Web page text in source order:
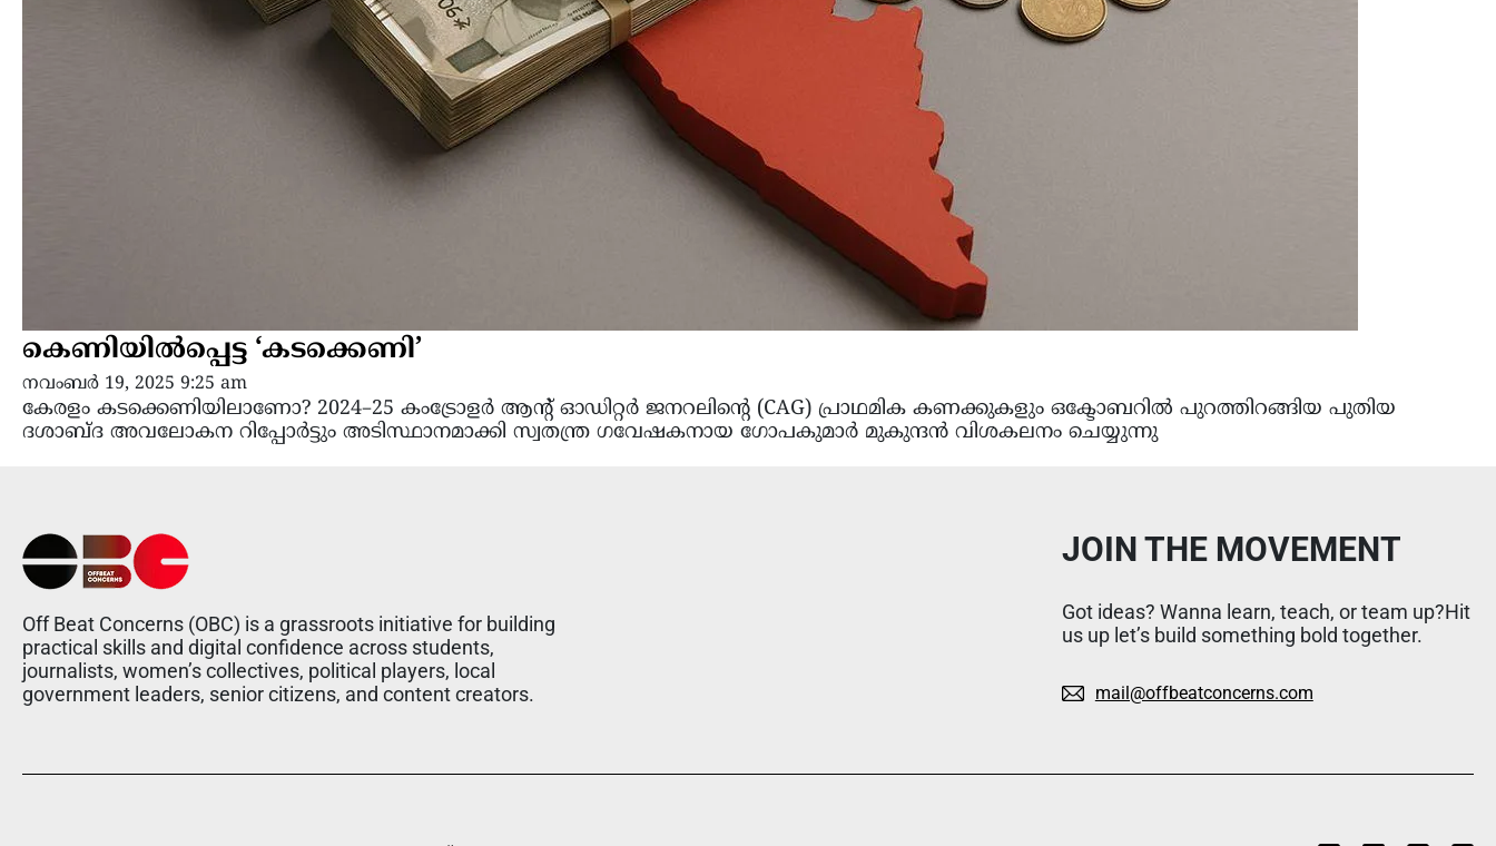
കെണിയിൽപ്പെട്ട ‘കടക്കെണി’
നവംബർ 19, 2025 9:25 am
കേരളം കടക്കെണിയിലാണോ? 2024–25 കംട്രോളർ ആന്റ് ഓഡിറ്റർ ജനറലിന്റെ (CAG) പ്രാഥമിക കണക്കുകളും ഒക്ടോബറിൽ പുറത്തിറങ്ങിയ പുതിയ
ദശാബ്ദ അവലോകന റിപ്പോർട്ടും അടിസ്ഥാനമാക്കി സ്വതന്ത്ര ഗവേഷകനായ ഗോപകുമാർ മുകുന്ദൻ വിശകലനം ചെയ്യുന്നു
Off Beat Concerns (OBC) is a grassroots initiative for building
practical skills and digital confidence across students,
journalists, women’s collectives, political players, local
government leaders, senior citizens, and content creators.
JOIN THE MOVEMENT
Got ideas? Wanna learn, teach, or team up?Hit
us up let’s build something bold together.
mail@offbeatconcerns.com